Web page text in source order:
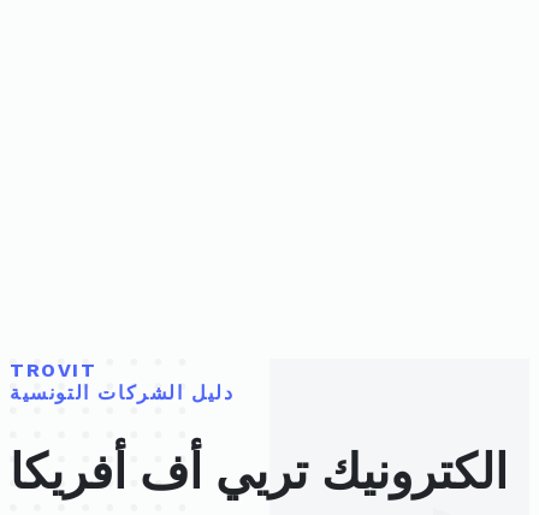
TROVIT
دليل الشركات التونسية
الكترونيك تريي أف أفريكا